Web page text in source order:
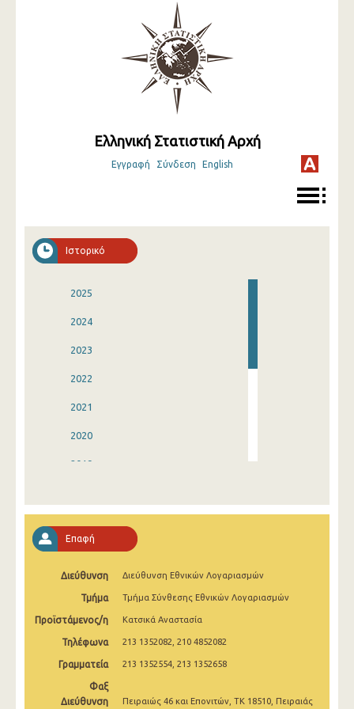
Ελληνική Στατιστική Αρχή
Εγγραφή Σύνδεση English
Ιστορικό
2025
2024
2023
2022
2021
2020
2019
2016
2015
2014
1995
Επαφή
Διεύθυνση Διεύθυνση Εθνικών Λογαριασμών
Τμήμα Τμήμα Σύνθεσης Εθνικών Λογαριασμών
Προϊστάμενος/η Κατσικά Αναστασία
Τηλέφωνα 213 1352082, 210 4852082
Γραμματεία 213 1352554, 213 1352658
Φαξ
Διεύθυνση
Πειραιώς 46 και Επονιτών, ΤΚ 18510, Πειραιάς